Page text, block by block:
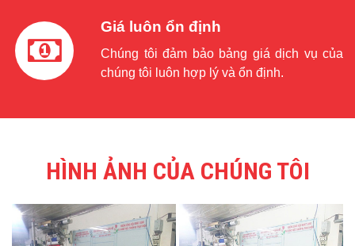
Giá luôn ổn định
Chúng tôi đảm bảo bảng giá dịch vụ của
chúng tôi luôn hợp lý và ổn định.
HÌNH ẢNH CỦA CHÚNG TÔI